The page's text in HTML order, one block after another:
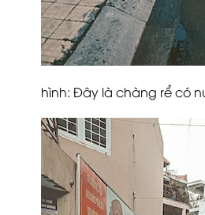
hình: Đây là chàng rể có